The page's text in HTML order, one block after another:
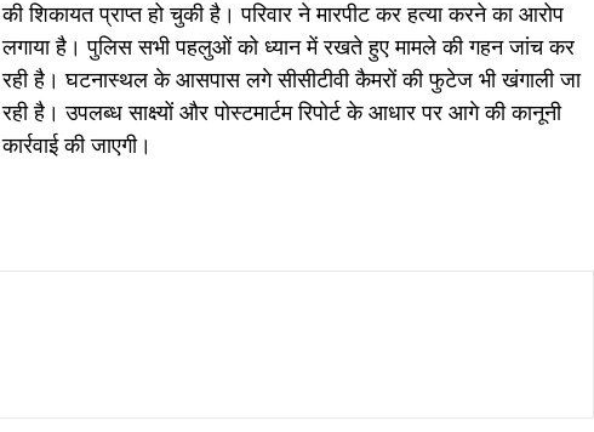
की शिकायत प्राप्त हो चुकी है। परिवार ने मारपीट कर हत्या करने का आरोप
लगाया है। पुलिस सभी पहलुओं को ध्यान में रखते हुए मामले की गहन जांच कर
रही है। घटनास्थल के आसपास लगे सीसीटीवी कैमरों की फुटेज भी खंगाली जा
रही है। उपलब्ध साक्ष्यों और पोस्टमार्टम रिपोर्ट के आधार पर आगे की कानूनी
कार्रवाई की जाएगी।